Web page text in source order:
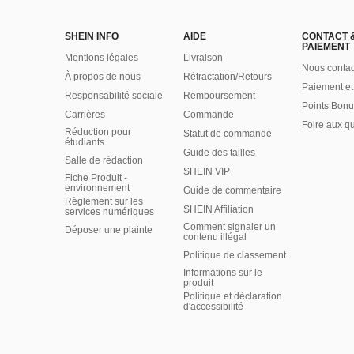
SHEIN INFO
Mentions légales
À propos de nous
Responsabilité sociale
Carrières
Réduction pour
étudiants
Salle de rédaction
Fiche Produit -
environnement
Règlement sur les
services numériques
Déposer une plainte
AIDE
Livraison
Rétractation/Retours
Remboursement
Commande
Statut de commande
Guide des tailles
SHEIN VIP
Guide de commentaire
SHEIN Affiliation
Comment signaler un
contenu illégal
Politique de classement
Informations sur le
produit
Politique et déclaration
d'accessibilité
CONTACT
PAIEMENT
Nous
Paiement
Points
Foire aux